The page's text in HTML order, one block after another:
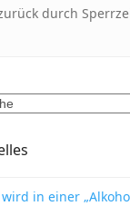
durch
in einer